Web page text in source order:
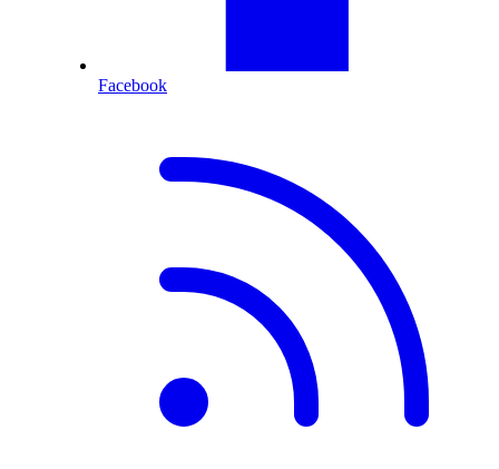
Facebook